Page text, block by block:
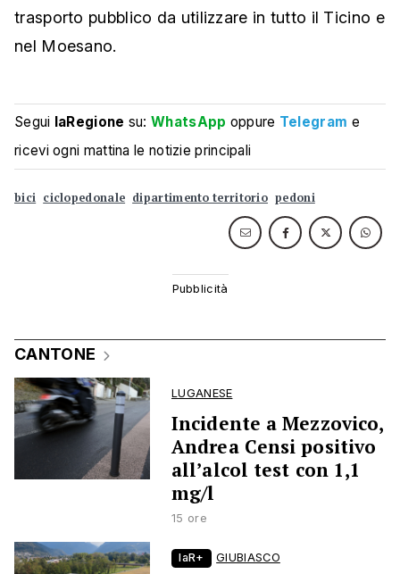
trasporto pubblico da utilizzare in tutto il Ticino e
nel Moesano.
Segui laRegione su:WhatsApp oppure Telegram e
ricevi ogni mattina le notizie principali
bici ciclopedonale dipartimento territorio pedoni
CANTONE
LUGANESE
Incidente a Mezzovico,
Andrea Censi positivo
all’alcol test con 1,1
mg/l
15 ore
laR+ GIUBIASCO